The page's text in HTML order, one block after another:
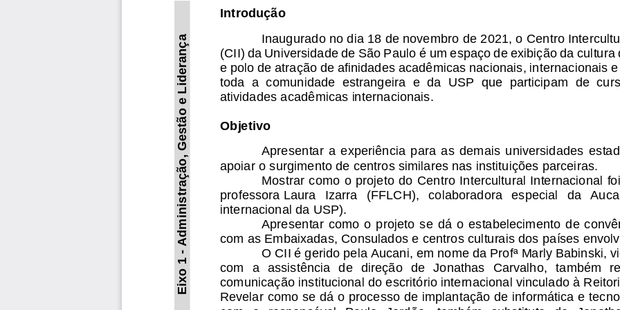
Introdução
Inaugurado no dia 18 de novembro de 2021, o Centro
(CII) da Universidade de São Paulo é um espaço de exibição da
e polo de atração de afinidades acadêmicas nacionais, internacionais
toda  a  comunidade  estrangeira  e  da  USP  que  participam  de
atividades acadêmicas internacionais.
Objetivo
Apresentar  a  experiência  para  as  demais  universidades
apoiar o surgimento de centros similares nas instituições parceiras.
Mostrar como o projeto do Centro Intercultural Internacional
professora Laura   Izarra   (FFLCH),   colaboradora   especial   da
internacional da USP).
Apresentar  como  o  projeto  se  dá  o  estabelecimento  de
com as Embaixadas, Consulados e centros culturais dos países
O CII é gerido pela Aucani, em nome da Profª Marly Babinski,
com  a  assistência  de  direção  de  Jonathas
Carvalho,  também
comunicação institucional do escritório internacional vinculado à
Revelar como se dá o processo de implantação de informática e
Eixo 1
Administração, Gestão e Liderança